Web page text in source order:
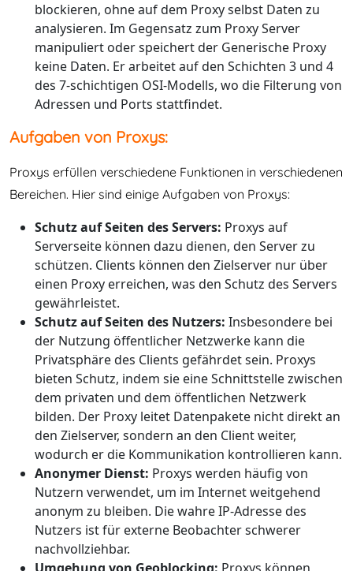
blockieren, ohne auf dem Proxy selbst Daten zu
analysieren. Im Gegensatz zum Proxy Server
manipuliert oder speichert der Generische Proxy
keine Daten. Er arbeitet auf den Schichten 3 und 4
des 7-schichtigen OSI-Modells, wo die Filterung von
Adressen und Ports stattfindet.
Aufgaben von Proxys:
Proxys erfüllen verschiedene Funktionen in verschiedenen
Bereichen. Hier sind einige Aufgaben von Proxys:
Schutz auf Seiten des Servers: Proxys auf
Serverseite können dazu dienen, den Server zu
schützen. Clients können den Zielserver nur über
einen Proxy erreichen, was den Schutz des Servers
gewährleistet.
Schutz auf Seiten des Nutzers: Insbesondere bei
der Nutzung öffentlicher Netzwerke kann die
Privatsphäre des Clients gefährdet sein. Proxys
bieten Schutz, indem sie eine Schnittstelle zwischen
dem privaten und dem öffentlichen Netzwerk
bilden. Der Proxy leitet Datenpakete nicht direkt an
den Zielserver, sondern an den Client weiter,
wodurch er die Kommunikation kontrollieren kann.
Anonymer Dienst: Proxys werden häufig von
Nutzern verwendet, um im Internet weitgehend
anonym zu bleiben. Die wahre IP-Adresse des
Nutzers ist für externe Beobachter schwerer
nachvollziehbar.